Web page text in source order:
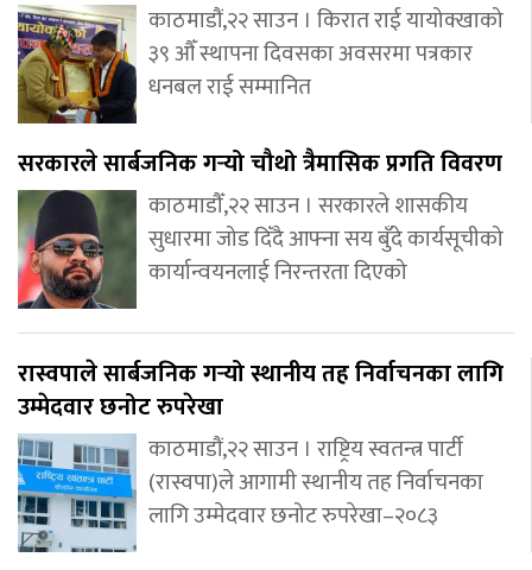
काठमाडौं,२२ साउन । किरात राई यायोक्खाको
३९ औँ स्थापना दिवसका अवसरमा पत्रकार
धनबल राई सम्मानित
सरकारले सार्बजनिक गर्‍यो चौथो त्रैमासिक प्रगति विवरण
काठमाडौँ,२२ साउन । सरकारले शासकीय
सुधारमा जोड दिँदै आफ्ना सय बुँदे कार्यसूचीको
कार्यान्वयनलाई निरन्तरता दिएको
रास्वपाले सार्बजनिक गर्‍यो स्थानीय तह निर्वाचनका लागि
उम्मेदवार छनोट रुपरेखा
काठमाडौं,२२ साउन । राष्ट्रिय स्वतन्त्र पार्टी
(रास्वपा)ले आगामी स्थानीय तह निर्वाचनका
लागि उम्मेदवार छनोट रुपरेखा–२०८३